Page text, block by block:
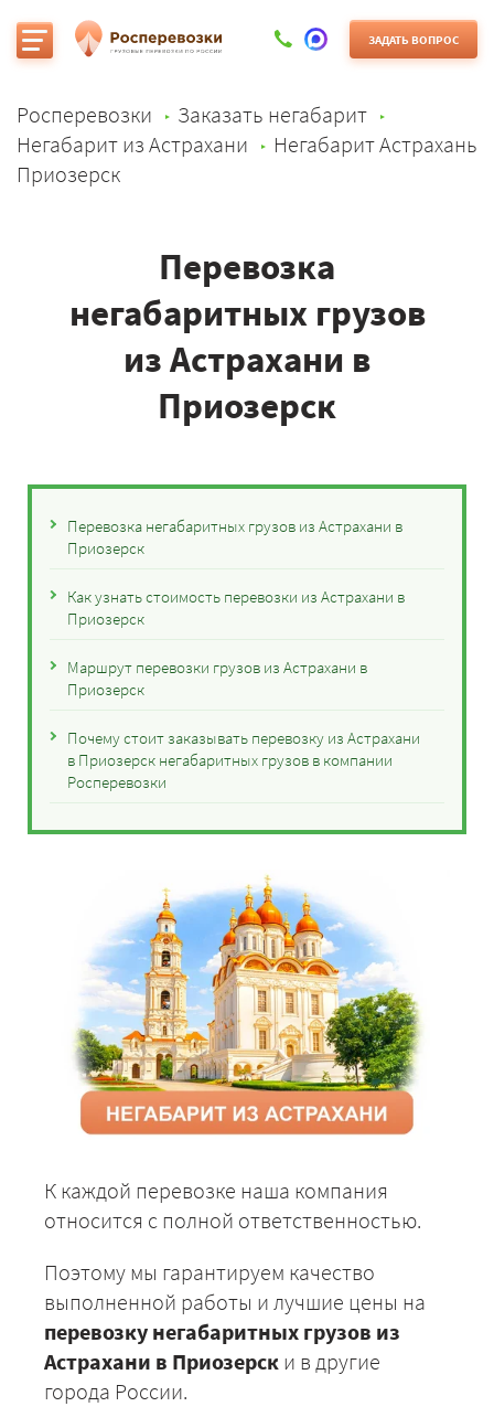
ЗАДАТЬ ВОПРОС
Росперевозки
Заказать негабарит
Негабарит из Астрахани
Негабарит Астрахань
Приозерск
Перевозка
негабаритных грузов
из Астрахани в
Приозерск
Перевозка негабаритных грузов из Астрахани в
Приозерск
Как узнать стоимость перевозки из Астрахани в
Приозерск
Маршрут перевозки грузов из Астрахани в
Приозерск
Почему стоит заказывать перевозку из Астрахани
в Приозерск негабаритных грузов в компании
Росперевозки
К каждой перевозке наша компания
относится с полной ответственностью.
Поэтому мы гарантируем качество
выполненной работы и лучшие цены на
перевозку негабаритных грузов из
Астрахани в Приозерск и в другие
города России.